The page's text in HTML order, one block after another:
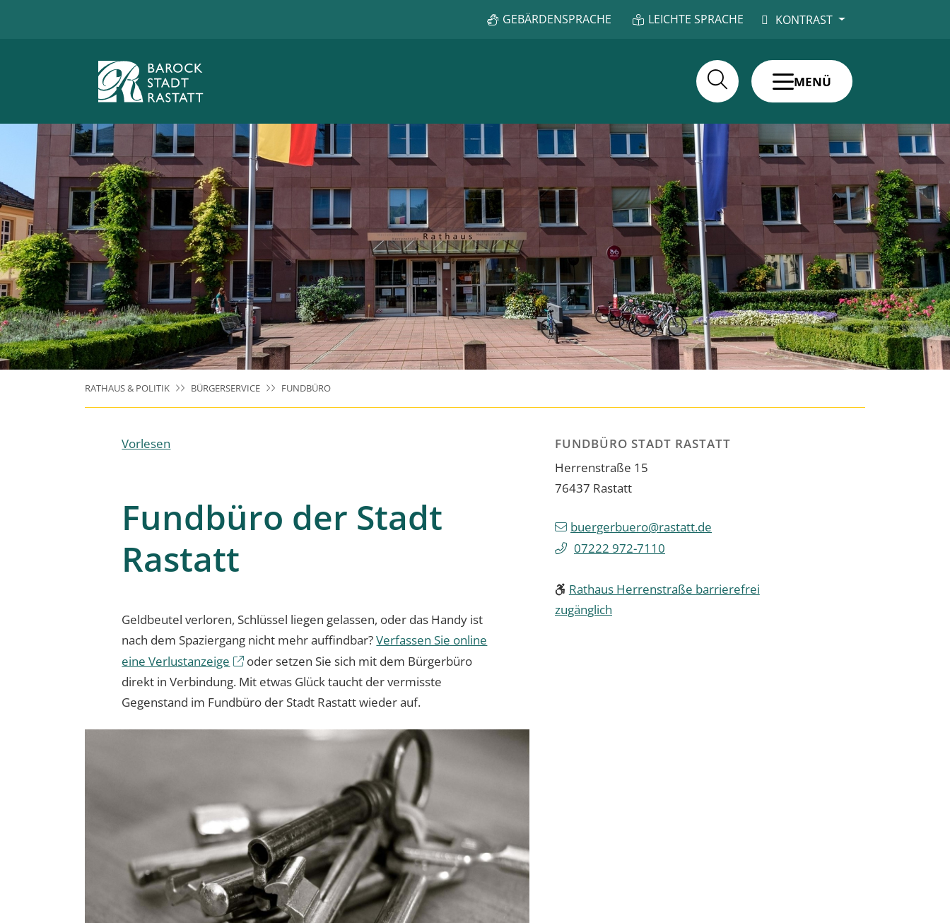
GEBÄRDENSPRACHE LEICHTE SPRACHE KONTRAST
MENÜ
RATHAUS & POLITIK BÜRGERSERVICE FUNDBÜRO
Vorlesen
Fundbüro der Stadt
Rastatt
Geldbeutel verloren, Schlüssel liegen gelassen, oder das Handy ist
nach dem Spaziergang nicht mehr auffindbar?Verfassen Sie online
eine Verlustanzeige
oder setzen Sie sich mit dem Bürgerbüro
direkt in Verbindung. Mit etwas Glück taucht der vermisste
Gegenstand im Fundbüro der Stadt Rastatt wieder auf.
FUNDBÜRO STADT RASTATT
Herrenstraße 15
76437 Rastatt
buergerbuero@rastatt.de
07222 972-7110
Rathaus Herrenstraße barrierefrei
zugänglich